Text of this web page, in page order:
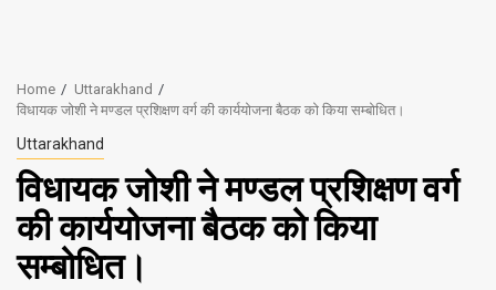
Home
Uttarakhand
विधायक जोशी ने मण्डल प्रशिक्षण वर्ग की कार्ययोजना बैठक को किया सम्बोधित।
Uttarakhand
विधायक जोशी ने मण्डल प्रशिक्षण वर्ग
की कार्ययोजना बैठक को किया
सम्बोधित।